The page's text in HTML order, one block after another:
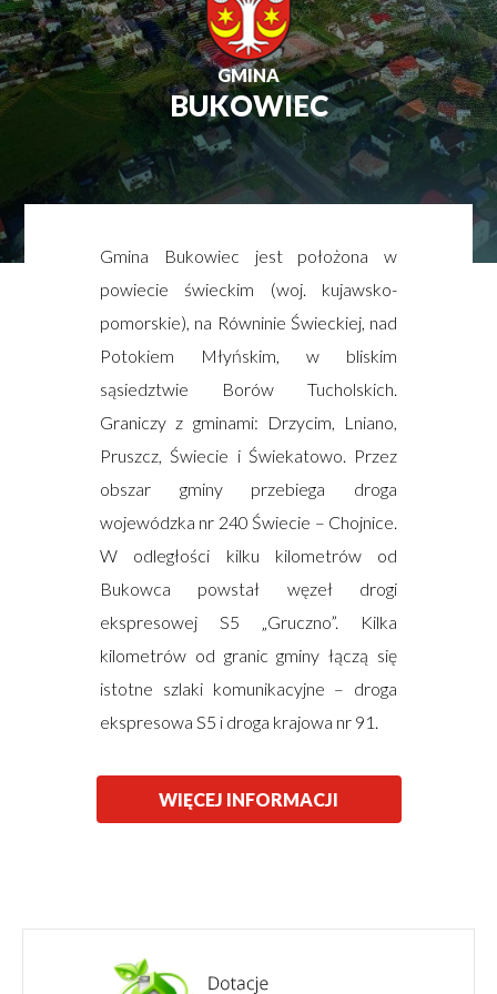
GMINA
BUKOWIEC
Gmina Bukowiec jest położona w
powiecie świeckim (woj. kujawsko-
pomorskie), na Równinie Świeckiej, nad
Potokiem Młyńskim, w bliskim
sąsiedztwie Borów Tucholskich.
Graniczy z gminami: Drzycim, Lniano,
Pruszcz, Świecie i Świekatowo. Przez
obszar gminy przebiega droga
wojewódzka nr 240 Świecie – Chojnice.
W odległości kilku kilometrów od
Bukowca powstał węzeł drogi
ekspresowej S5 „Gruczno”. Kilka
kilometrów od granic gminy łączą się
istotne szlaki komunikacyjne – droga
ekspresowa S5 i droga krajowa nr 91.
WIĘCEJ INFORMACJI